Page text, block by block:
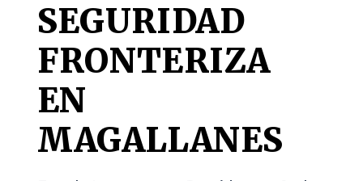
SEGURIDAD
FRONTERIZA
EN
MAGALLANES